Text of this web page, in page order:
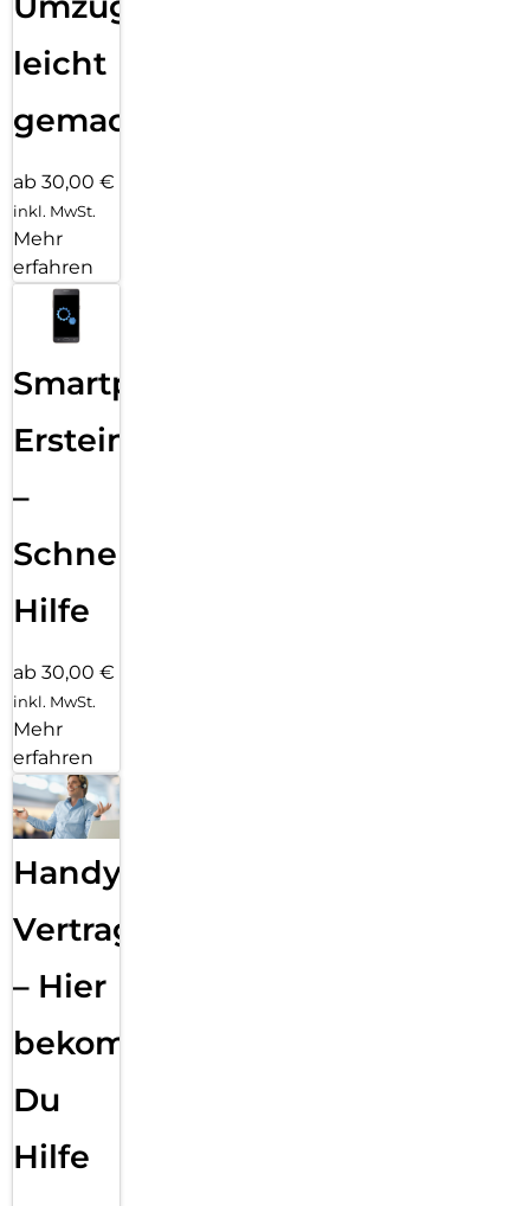
leicht
gemacht!
ab 30,00 €
inkl. MwSt.
Mehr
erfahren
Smartphone
Ersteinrichtung
–
Schnelle
Hilfe
ab 30,00 €
inkl. MwSt.
Mehr
erfahren
Handy
Vertragsabwicklung
– Hier
bekommst
Du
Hilfe